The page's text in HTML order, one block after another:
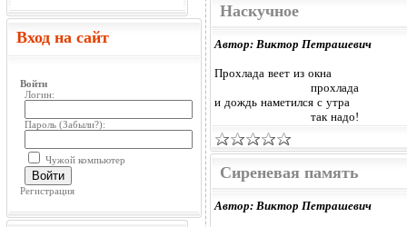
Вход на сайт
Войти
Логин:
Пароль (Забыли?):
Чужой компьютер
Войти
Регистрация
Наскучное
Автор: Виктор Петрашевич
Прохлада веет из окна
прохлада
и дождь наметился с утра
так надо!
Сиреневая память
Автор: Виктор Петрашевич